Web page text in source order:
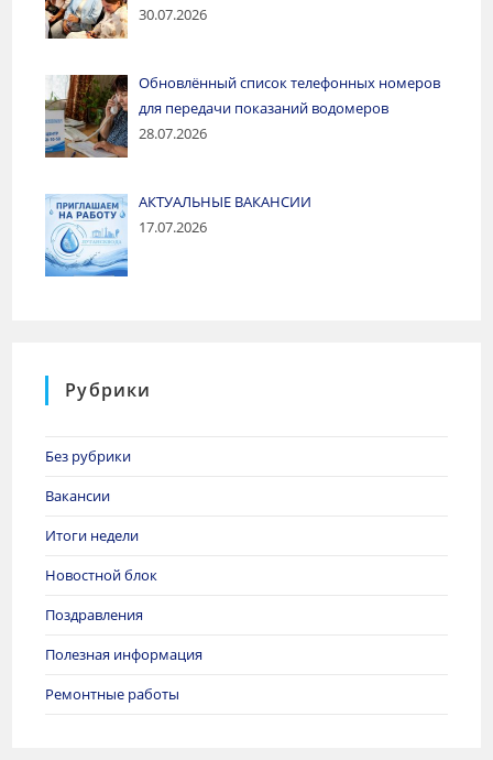
30.07.2026
Обновлённый список телефонных номеров
для передачи показаний водомеров
28.07.2026
АКТУАЛЬНЫЕ ВАКАНСИИ
17.07.2026
Рубрики
Без рубрики
Вакансии
Итоги недели
Новостной блок
Поздравления
Полезная информация
Ремонтные работы